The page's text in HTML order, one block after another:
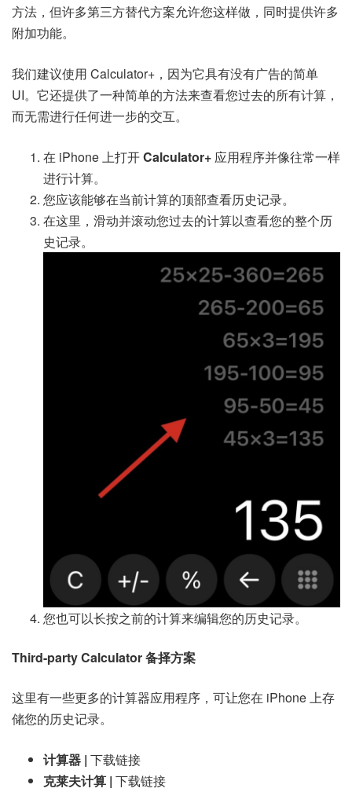
方法，但许多第三方替代方案允许您这样做，同时提供许多
附加功能。
我们建议使用 Calculator+，因为它具有没有广告的简单
UI。它还提供了一种简单的方法来查看您过去的所有计算，
而无需进行任何进一步的交互。
在 iPhone 上打开Calculator+ 应用程序并像往常一样
进行计算。
您应该能够在当前计算的顶部查看历史记录。
在这里，滑动并滚动您过去的计算以查看您的整个历
史记录。
您也可以长按之前的计算来编辑您的历史记录。
Third-party Calculator 备择方案
这里有一些更多的计算器应用程序，可让您在 iPhone 上存
储您的历史记录。
计算器 | 下载链接
克莱夫计算 | 下载链接